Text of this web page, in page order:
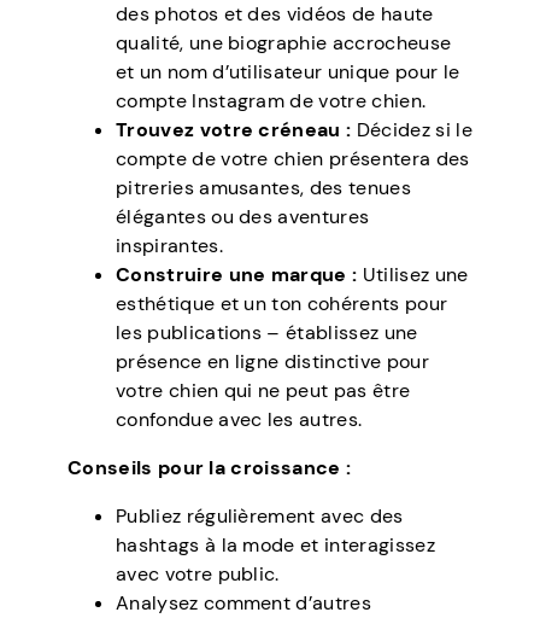
des photos et des vidéos de haute
qualité, une biographie accrocheuse
et un nom d’utilisateur unique pour le
compte Instagram de votre chien.
Trouvez votre créneau : Décidez si le
compte de votre chien présentera des
pitreries amusantes, des tenues
élégantes ou des aventures
inspirantes.
Construire une marque : Utilisez une
esthétique et un ton cohérents pour
les publications – établissez une
présence en ligne distinctive pour
votre chien qui ne peut pas être
confondue avec les autres.
Conseils pour la croissance :
Publiez régulièrement avec des
hashtags à la mode et interagissez
avec votre public.
Analysez comment d’autres